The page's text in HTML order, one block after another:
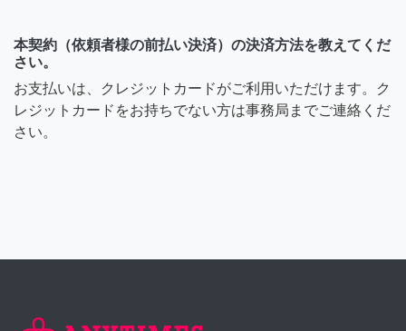
本契約（依頼者様の前払い決済）の決済方法を教えてくだ
さい。
お支払いは、クレジットカードがご利用いただけます。ク
レジットカードをお持ちでない方は事務局までご連絡くだ
さい。